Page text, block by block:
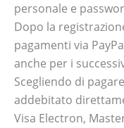
personale e
Dopo la
pagamenti via
anche per i
Scegliendo di
addebitato
Visa Electron,